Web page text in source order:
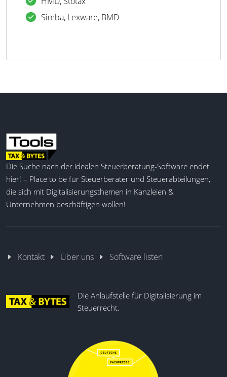
Simba, Lexware, BMD
Die Suche nach der idealen Steuerberatung-Software endet
hier! – Place to be für Steuerberater und Steuerabteilungen,
die sich mit Digitalisierungsthemen in Kanzleien &
Unternehmen beschäftigen wollen!
Kontakt Über uns Software listen
Die Anlaufstelle für Digitalisierung im
Steuerrecht.